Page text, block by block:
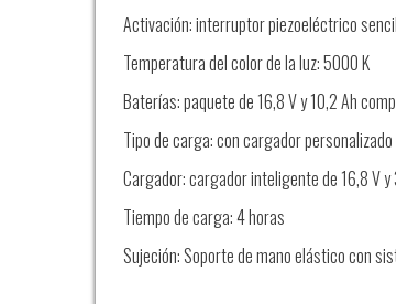
Activación: interruptor piezoeléctrico
Temperatura del color de la luz: 5000 K
Baterías: paquete de 16,8 V y 10,2 Ah
Tipo de carga: con cargador
Cargador: cargador inteligente de 16,8 V y
Tiempo de carga: 4 horas
Sujeción: Soporte de mano elástico con